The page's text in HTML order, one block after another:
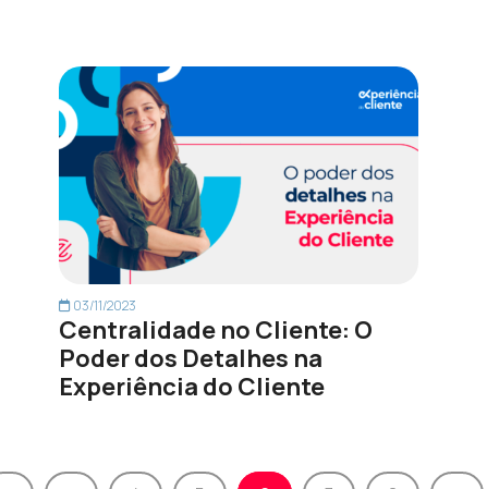
03/11/2023
Centralidade no Cliente: O
Poder dos Detalhes na
Experiência do Cliente